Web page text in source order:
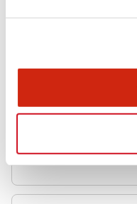
XW1E-BV402MY
φ22 XW系列 停止用開關 XW1E-